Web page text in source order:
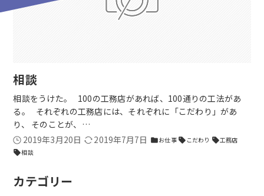
相談
相談をうけた。 100の工務店があれば、100通りの工法があ
る。 それぞれの工務店には、それぞれに「こだわり」があ
り、 そのことが、…
2019年3月20日
2019年7月7日 folderお仕事 sell こだわり sell工務店
sell相談
カテゴリー